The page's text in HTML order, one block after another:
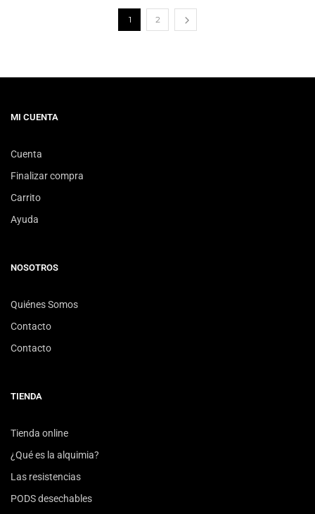
1 2
MI CUENTA
Cuenta
Finalizar compra
Carrito
Ayuda
NOSOTROS
Quiénes Somos
Contacto
Contacto
TIENDA
Tienda online
¿Qué es la alquimia?
Las resistencias
PODS desechables